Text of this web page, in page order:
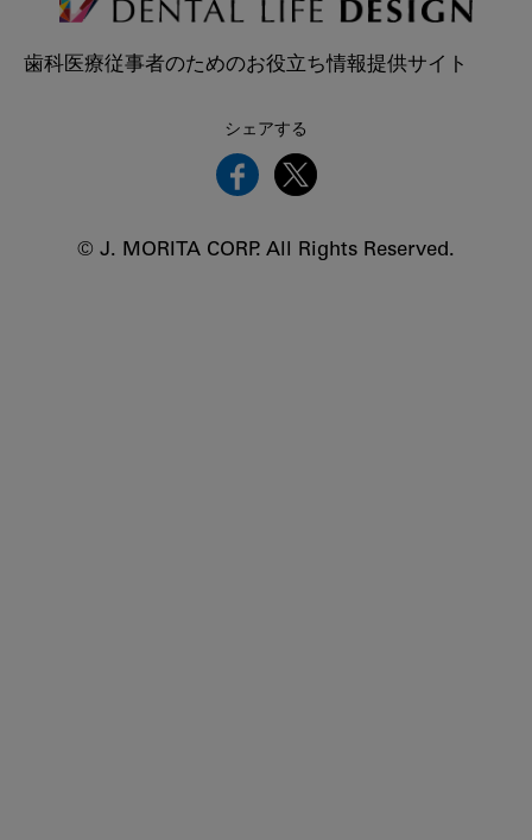
歯科医療従事者のためのお役立ち情報提供サイト
シェアする
© J. MORITA CORP. All Rights Reserved.